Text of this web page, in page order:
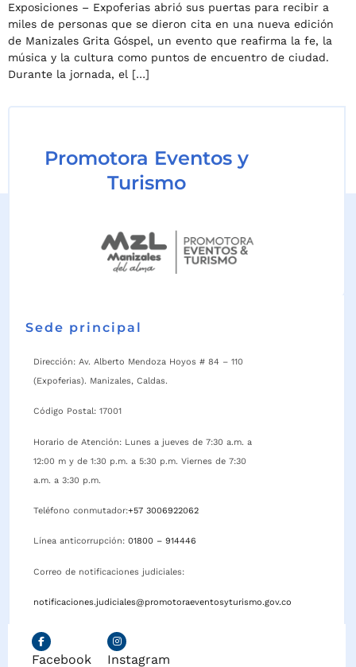
Exposiciones – Expoferias abrió sus puertas para recibir a
miles de personas que se dieron cita en una nueva edición
de Manizales Grita Góspel, un evento que reafirma la fe, la
música y la cultura como puntos de encuentro de ciudad.
Durante la jornada, el […]
Promotora Eventos y
Turismo
Sede principal
Dirección: Av. Alberto Mendoza Hoyos # 84 – 110
(Expoferias). Manizales, Caldas.
Código Postal: 17001
Horario de Atención: Lunes a jueves de 7:30 a.m. a
12:00 m y de 1:30 p.m. a 5:30 p.m. Viernes de 7:30
a.m. a 3:30 p.m.
Teléfono conmutador:+57 3006922062
Línea anticorrupción: 01800 – 914446
Correo de notificaciones judiciales:
notificaciones.judiciales@promotoraeventosyturismo.gov.co
Facebook Instagram